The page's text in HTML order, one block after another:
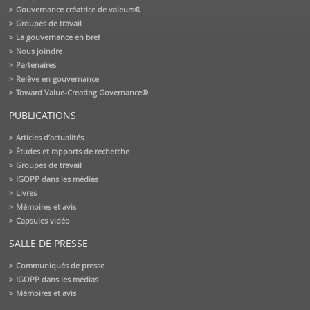
Gouvernance créatrice de valeurs®
Groupes de travail
La gouvernance en bref
Nous joindre
Partenaires
Relève en gouvernance
Toward Value-Creating Governance®
PUBLICATIONS
Articles d’actualités
Études et rapports de recherche
Groupes de travail
IGOPP dans les médias
Livres
Mémoires et avis
Capsules vidéo
SALLE DE PRESSE
Communiqués de presse
IGOPP dans les médias
Mémoires et avis